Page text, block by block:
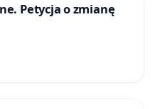
Petycja o zmianę